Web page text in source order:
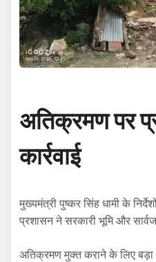
अतिक्रमण पर
कार्रवाई
मुख्यमंत्री पुष्कर सिंह धामी के
प्रशासन ने सरकारी भूमि और
अतिक्रमण मुक्त कराने के लिए बड़ा